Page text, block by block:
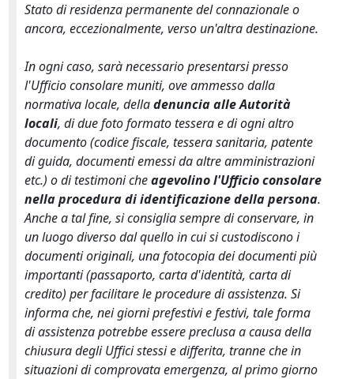
Stato di residenza permanente del connazionale o
ancora, eccezionalmente, verso un'altra destinazione.
In ogni caso, sarà necessario presentarsi presso
l'Ufficio consolare muniti, ove ammesso dalla
normativa locale, delladenuncia alle Autorità
locali, di due foto formato tessera e di ogni altro
documento (codice fiscale, tessera sanitaria, patente
di guida, documenti emessi da altre amministrazioni
etc.) o di testimoni cheagevolino l'Ufficio consolare
nella procedura di identificazione della persona.
Anche a tal fine, si consiglia sempre di conservare, in
un luogo diverso dal quello in cui si custodiscono i
documenti originali, una fotocopia dei documenti più
importanti (passaporto, carta d'identità, carta di
credito) per facilitare le procedure di assistenza. Si
informa che, nei giorni prefestivi e festivi, tale forma
di assistenza potrebbe essere preclusa a causa della
chiusura degli Uffici stessi e differita, tranne che in
situazioni di comprovata emergenza, al primo giorno